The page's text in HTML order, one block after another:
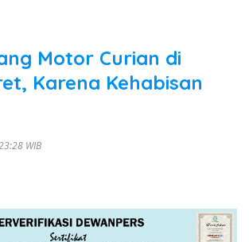
Motor Curian di
Karena Kehabisan
WIB